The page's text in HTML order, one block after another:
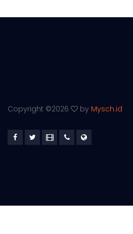
Copyright ©2026 by Mysch.id